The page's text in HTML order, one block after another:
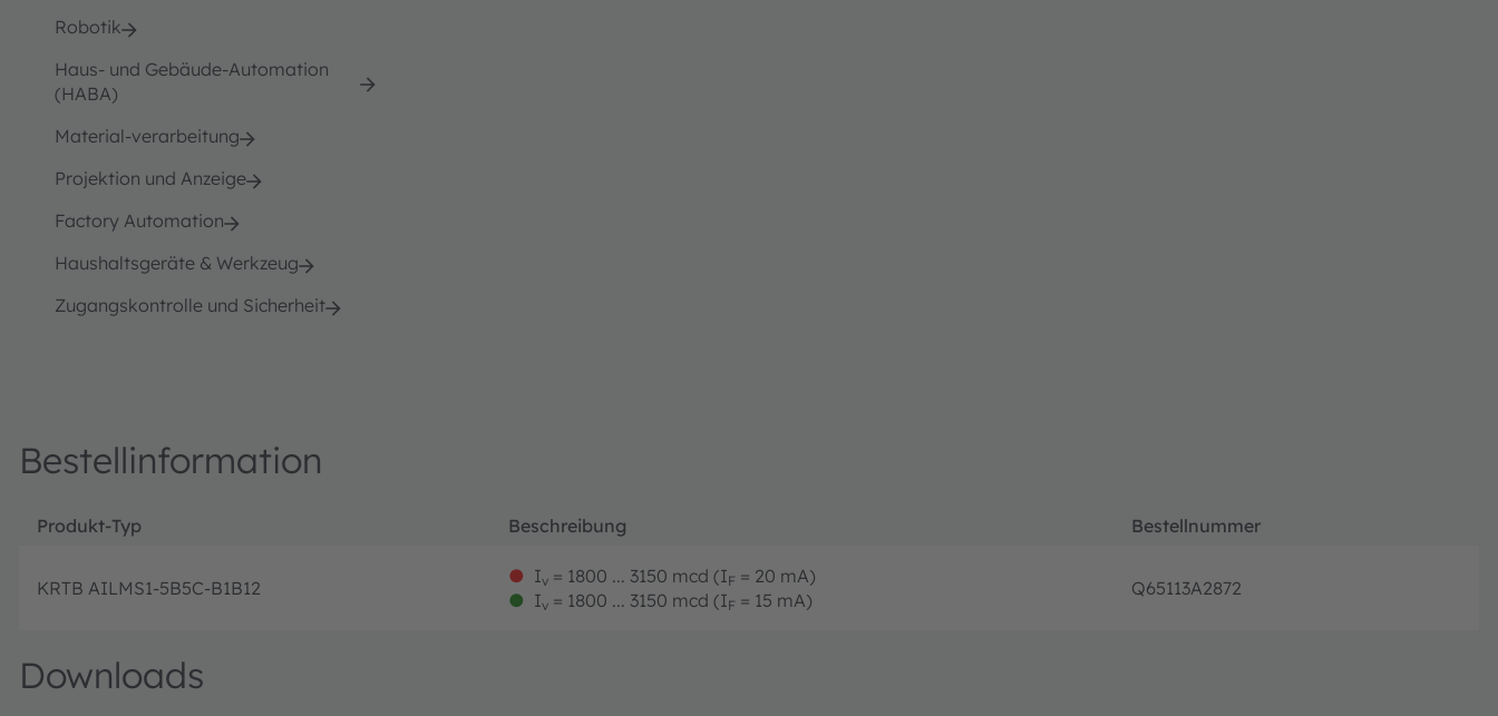
Robotik
Haus- und Gebäude-Automation
(HABA)
Material-verarbeitung
Projektion und Anzeige
Factory Automation
Haushaltsgeräte & Werkzeug
Zugangskontrolle und Sicherheit
Bestellinformation
Produkt-Typ Beschreibung Bestellnummer
KRTB AILMS1-5B5C-B1B12
● Iv = 1800 ... 3150 mcd (IF = 20 mA)
● Iv = 1800 ... 3150 mcd (IF = 15 mA)
Q65113A2872
Downloads